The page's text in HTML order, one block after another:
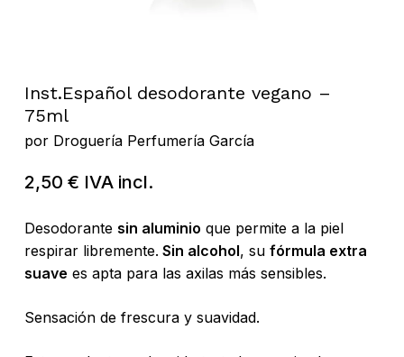
Inst.Español desodorante vegano –
75ml
por Droguería Perfumería García
2,50 € IVA incl.
Desodorante sin aluminio que permite a la piel
respirar libremente. Sin alcohol, su fórmula extra
suave es apta para las axilas más sensibles.
Sensación de frescura y suavidad.